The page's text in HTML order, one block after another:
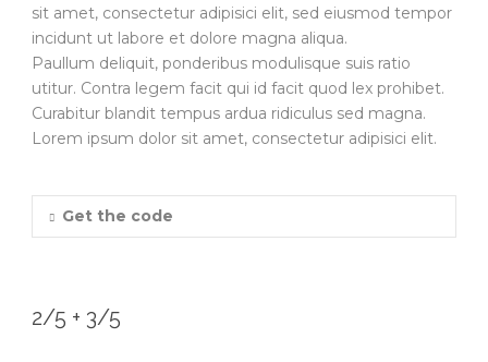
sit amet, consectetur adipisici elit, sed eiusmod tempor
incidunt ut labore et dolore magna aliqua.
Paullum deliquit, ponderibus modulisque suis ratio
utitur. Contra legem facit qui id facit quod lex prohibet.
Curabitur blandit tempus ardua ridiculus sed magna.
Lorem ipsum dolor sit amet, consectetur adipisici elit.
Get the code
2/5 + 3/5